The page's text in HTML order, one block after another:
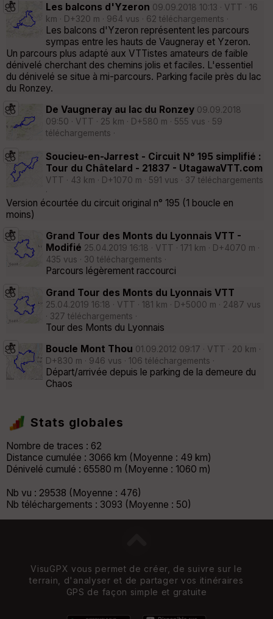
Les balcons d'Yzeron 09.09.2018 10:13 · VTT · 16
km · D+320 m · 964 vus · 62 téléchargements ·
Les balcons d'Yzeron représentent les parcours
sympas entre les hauts de Vaugneray et Yzeron.
Un parcours plus adapté aux VTTistes amateurs de faible
dénivelé cherchant des chemins jolis et faciles. L'essentiel
du dénivelé se situe à mi-parcours. Parking facile près du lac
du Ronzey.
De Vaugneray au lac du Ronzey 09.09.2018
09:50 · VTT · 25 km · D+580 m · 555 vus · 59
téléchargements ·
Soucieu-en-Jarrest - Circuit N° 195 simplifié :
Tour du Châtelard - 21837 - UtagawaVTT.com
VTT · 43 km · D+1070 m · 591 vus · 37 téléchargements
·
Version écourtée du circuit original n° 195 (1 boucle en
moins)
Grand Tour des Monts du Lyonnais VTT -
Modifié 25.04.2019 16:18 · VTT · 171 km · D+4070 m ·
435 vus · 30 téléchargements ·
Parcours légèrement raccourci
Grand Tour des Monts du Lyonnais VTT
25.04.2019 16:18 · VTT · 181 km · D+5000 m · 2487 vus
· 327 téléchargements ·
Tour des Monts du Lyonnais
Boucle Mont Thou 01.09.2012 09:17 · VTT · 20 km ·
D+830 m · 946 vus · 106 téléchargements ·
Départ/arrivée depuis le parking de la demeure du
Chaos
Stats globales
Nombre de traces : 62
Distance cumulée : 3066 km (Moyenne : 49 km)
Dénivelé cumulé : 65580 m (Moyenne : 1060 m)
Nb vu : 29538 (Moyenne : 476)
Nb téléchargements : 3093 (Moyenne : 50)
VisuGPX vous permet de créer, de suivre sur le
terrain, d'analyser et de partager vos itinéraires
GPS de façon simple et gratuite